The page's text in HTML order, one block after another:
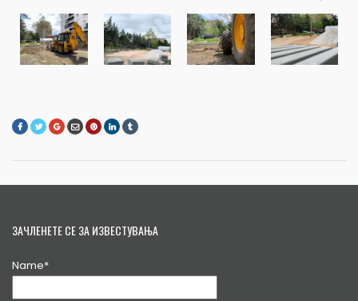
ЗАЧЛЕНЕТЕ СЕ ЗА ИЗВЕСТУВАЊА
Name*